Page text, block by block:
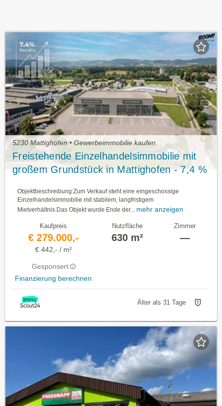
5230 Mattighofen • Gewerbeimmobilie kaufen
Freistehende Einzelhandelsimmobilie mit
großem Grundstück in Mattighofen - 7,4 %
Objektbeschreibung:Zum Verkauf steht eine eingeschossige
Einzelhandelsimmobilie mit stabilem, langfristigem
Mietverhältnis.Das Objekt wurde Ende der... mehr anzeigen
Kaufpreis
€ 279.000,-
€ 442,- / m²
Gesponsert
Finanzierung berechnen
Nutzfläche
630 m²
Zimmer
—
Älter als 31 Tage